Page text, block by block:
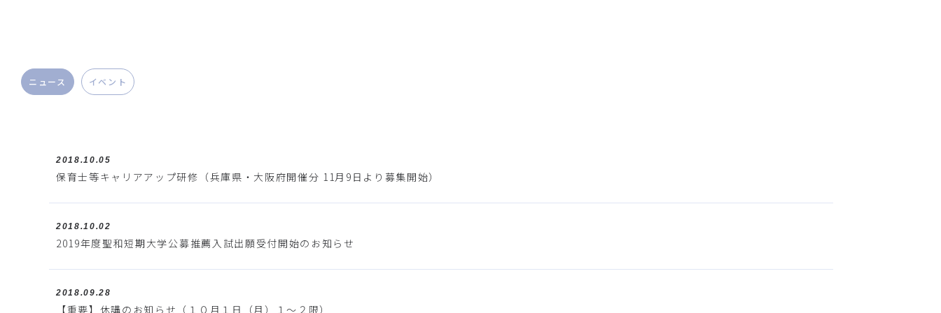
ニュース イベント
2018.10.05
保育士等キャリアアップ研修（兵庫県・大阪府開催分 11月9日より募集開始）
2018.10.02
2019年度聖和短期大学公募推薦入試出願受付開始のお知らせ
2018.09.28
【重要】休講のお知らせ（１０月１日（月）１～２限）